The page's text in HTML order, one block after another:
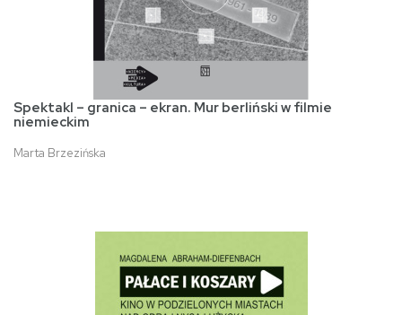
Spektakl – granica – ekran. Mur berliński w filmie
niemieckim
Marta Brzezińska